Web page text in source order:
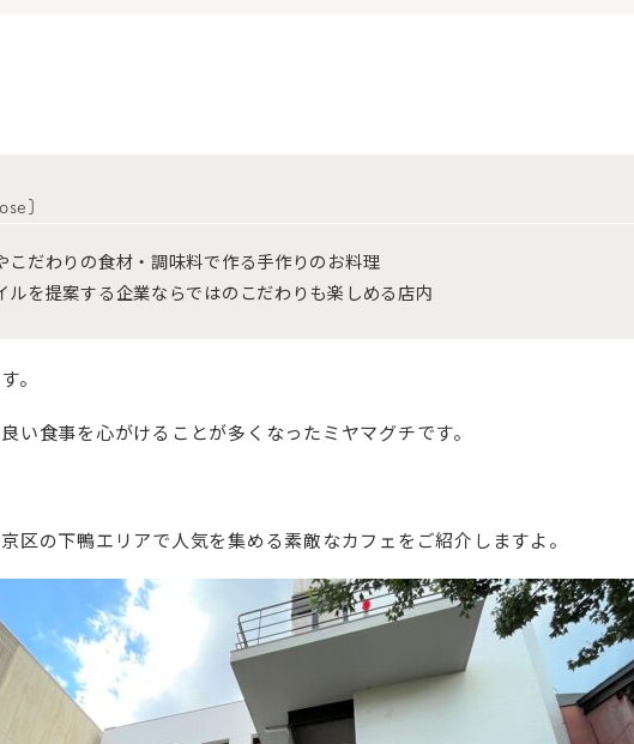
]
こだわりの食材・調味料で作る手作りのお料理
ルを提案する企業ならではのこだわりも楽しめる店内
。
い食事を心がけることが多くなったミヤマグチです。
区の下鴨エリアで人気を集める素敵なカフェをご紹介しますよ。